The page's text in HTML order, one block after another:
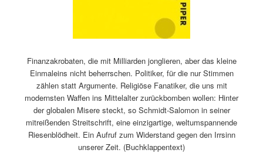
Finanzakrobaten, die mit Milliarden jonglieren, aber das kleine
Einmaleins nicht beherrschen. Politiker, für die nur Stimmen
zählen statt Argumente. Religiöse Fanatiker, die uns mit
modernsten Waffen ins Mittelalter zurückbomben wollen: Hinter
der globalen Misere steckt, so Schmidt-Salomon in seiner
mitreißenden Streitschrift, eine einzigartige, weltumspannende
Riesenblödheit. Ein Aufruf zum Widerstand gegen den Irrsinn
unserer Zeit. (Buchklappentext)